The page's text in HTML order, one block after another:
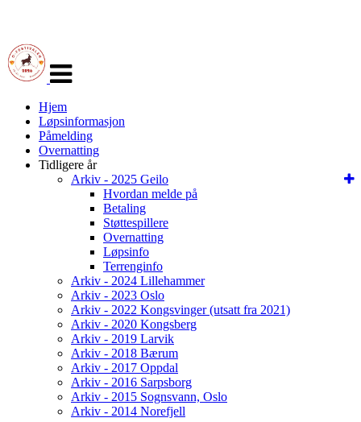
navigasjon
Hjem
Løpsinformasjon
Påmelding
Overnatting
Tidligere år
Arkiv - 2025 Geilo
Hvordan melde på
Betaling
Støttespillere
Overnatting
Løpsinfo
Terrenginfo
Arkiv - 2024 Lillehammer
Arkiv - 2023 Oslo
Arkiv - 2022 Kongsvinger (utsatt fra 2021)
Arkiv - 2020 Kongsberg
Arkiv - 2019 Larvik
Arkiv - 2018 Bærum
Arkiv - 2017 Oppdal
Arkiv - 2016 Sarpsborg
Arkiv - 2015 Sognsvann, Oslo
Arkiv - 2014 Norefjell